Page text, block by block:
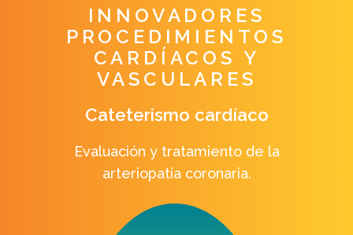
INNOVADORES
PROCEDIMIENTOS
CARDÍACOS Y
VASCULARES
Cateterismo cardíaco
Evaluación y tratamiento de la
arteriopatía coronaria.